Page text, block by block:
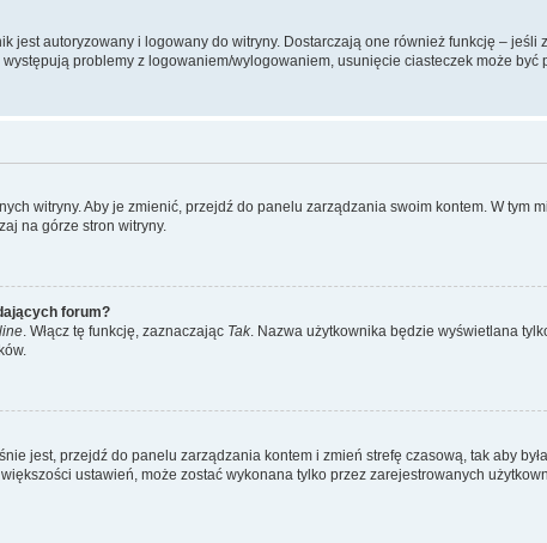
autoryzowany i logowany do witryny. Dostarczają one również funkcję – jeśli
problemy z logowaniem/wylogowaniem, usunięcie ciasteczek może być
witryny. Aby je zmienić, przejdź do panelu zarządzania swoim kontem. W tym
na górze stron witryny.
forum?
. Włącz tę funkcję, zaznaczając Tak. Nazwa użytkownika będzie wyświetlana
jest, przejdź do panelu zarządzania kontem i zmień strefę czasową, tak aby
ustawień, może zostać wykonana tylko przez zarejestrowanych